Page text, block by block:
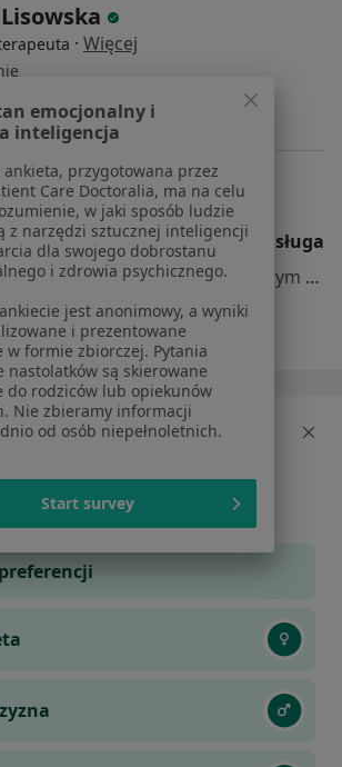
· Więcej
15, Lublin •Mapa
Psychoterapii
Bezpłatna konsultacja wstępna - telefoniczna Darmowa usługa
Specjalista nie oferuje umawiania online pod tym adresem.
aby specjalista
określonej płci?
emocjonalny i
inteligencja
przygotowana przez
Care Doctoralia, ma na celu
w jaki sposób ludzie
z narzędzi sztucznej inteligencji
dla swojego dobrostanu
i zdrowia psychicznego.
jest anonimowy, a wyniki
i prezentowane
w formie zbiorczej. Pytania
nastolatków są skierowane
do rodziców lub opiekunów
Nie zbieramy informacji
od osób niepełnoletnich.
Start survey